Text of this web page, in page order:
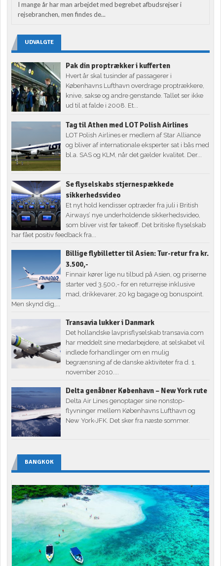
I mange år har man arbejdet med begrebet afbudsrejser i
rejsebranchen, men findes de...
UDVALGTE
Pak din proptrækker i kufferten
Hvert år skal tusinder af passagerer i
Københavns Lufthavn overdrage proptrækkere,
knive, sakse og andre genstande. Tallet ser ikke
ud til at falde i 2008. Et...
Tag til Athen med LOT Polish Airlines
LOT Polish Airlines er medlem af Star Alliance
og bliver af internationale eksperter sat i bås med
bl.a. SAS og KLM, når det gælder kvalitet. Der...
Se flyselskabs stjernespækkede
sikkerhedsvideo
Et nyt hold kendisser optræder fra juli i British
Airways’ nye underholdende sikkerhedsvideo,
som bliver vist før takeoff. Det britiske flyselskab
har fået positiv feedback fra...
Billige flybilletter til Asien: Tur-retur fra kr.
3.500,-
Finnair kører lige nu tilbud på Asien, og priserne
starter ved 3.500,- for en returrejse inklusive
mad, drikkevarer, 20 kg bagage og bonuspoint.
Men skynd dig,...
Transavia lukker i Danmark
Det hollandske lavprisflyselskab transavia.com
har meddelt sine medarbejdere, at selskabet vil
indlede forhandlinger om en mulig
begrænsning af de danske aktiviteter fra d. 1.
november 2010....
Delta genåbner København – New York rute
Delta Air Lines genoptager sine nonstop-
flyvninger mellem Københavns Lufthavn og
New York-JFK. Det sker fra næste sommer.
BANGKOK